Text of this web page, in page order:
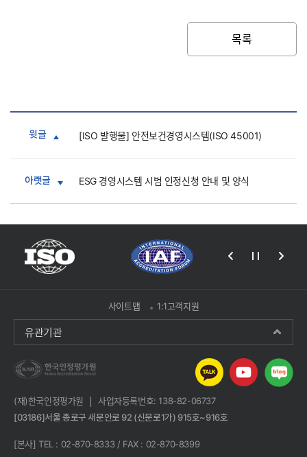
목록
윗글 [ISO 발행물] 안전보건경영시스템(ISO 45001)
아랫글 ESG 경영시스템 시범 인정신청 안내 및 양식
사이트맵 1:1고객지원
유관기관
(재)한국인정평가원
사업자등록번호: 138-82-06737
[03186]서울 종로구 새문안로 92 (신문로1가) 915호~916호
[본사] TEL : 02-870-8333 / FAX : 02-870-8399